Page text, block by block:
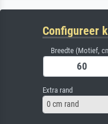
Configureer
Breedte (Motief,
Extra rand
0 cm rand